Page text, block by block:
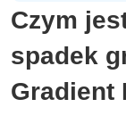
Czym
spadek
Gradient